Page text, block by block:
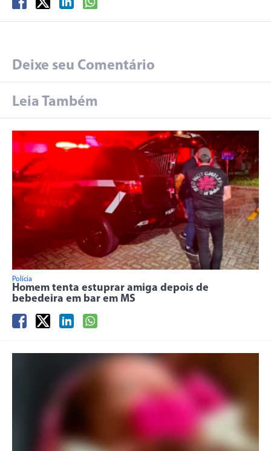
Deixe seu Comentário
Leia Também
Polícia
Homem tenta estuprar amiga depois de
bebedeira em bar em MS